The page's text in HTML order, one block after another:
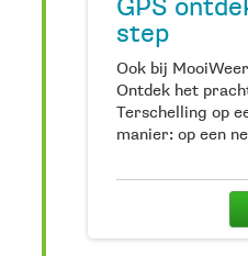
GPS
step
Ook bij
Ontdek het
Terschelling op
manier: op een
van
van alles over dit
eiland. De gps-
vanaf twee
aanrader!